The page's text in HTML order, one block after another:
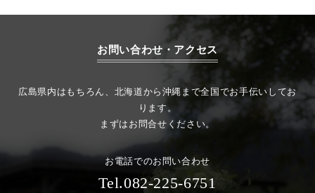
お問い合わせ・アクセス
広島県内はもちろん、北海道から沖縄まで全国でお手伝いしてお
ります。
まずはお問合せください。
お電話でのお問い合わせ
Tel.082-225-6751